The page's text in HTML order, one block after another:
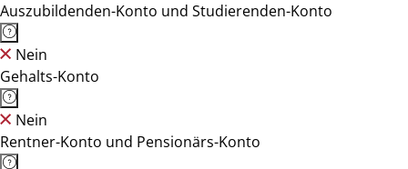
Auszubildenden-Konto und Studierenden-Konto
Nein
Gehalts-Konto
Nein
Rentner-Konto und Pensionärs-Konto